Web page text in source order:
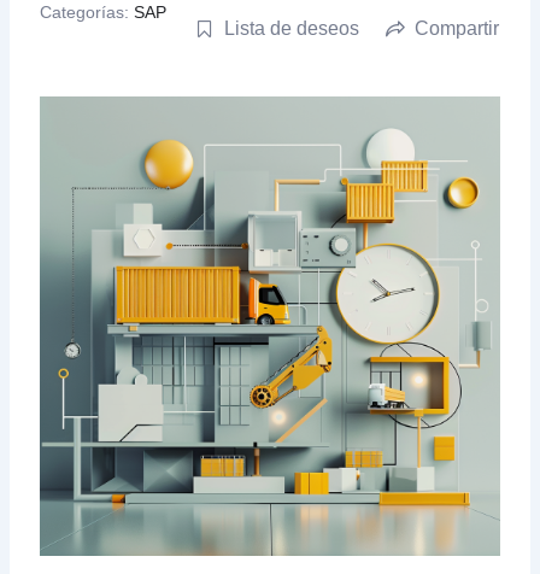
Categorías:SAP
Lista de deseos Compartir